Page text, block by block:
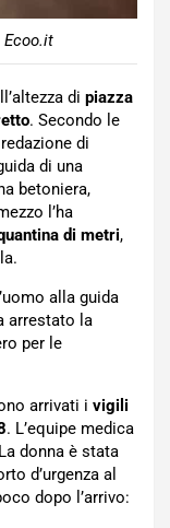
di piazza
. Secondo le
di
di una
betoniera,
l’ha
di metri,
alla guida
arrestato la
per le
arrivati i vigili
. L’equipe medica
donna è stata
d’urgenza al
dopo l’arrivo: